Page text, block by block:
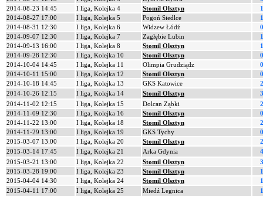
2014-08-23 14:45
I liga, Kolejka 4 Stomil Olsztyn
2014-08-27 17:00
I liga, Kolejka 5 Pogoń Siedlce
2014-08-31 12:30
I liga, Kolejka 6 Widzew Łódź
2014-09-07 12:30
I liga, Kolejka 7 Zagłębie Lubin
2014-09-13 16:00
I liga, Kolejka 8 Stomil Olsztyn
2014-09-28 12:30
I liga, Kolejka 10 Stomil Olsztyn
2014-10-04 14:45
I liga, Kolejka 11 Olimpia Grudziądz
2014-10-11 15:00
I liga, Kolejka 12 Stomil Olsztyn
2014-10-18 14:45
I liga, Kolejka 13 GKS Katowice
2014-10-26 12:15
I liga, Kolejka 14 Stomil Olsztyn
2014-11-02 12:15
I liga, Kolejka 15 Dolcan Ząbki
2014-11-09 12:30
I liga, Kolejka 16 Stomil Olsztyn
2014-11-22 13:00
I liga, Kolejka 18 Stomil Olsztyn
2014-11-29 13:00
I liga, Kolejka 19 GKS Tychy
2015-03-07 13:00
I liga, Kolejka 20 Stomil Olsztyn
2015-03-14 17:45
I liga, Kolejka 21 Arka Gdynia
2015-03-21 13:00
I liga, Kolejka 22 Stomil Olsztyn
2015-03-28 19:00
I liga, Kolejka 23 Stomil Olsztyn
2015-04-04 14:30
I liga, Kolejka 24 Stomil Olsztyn
2015-04-11 17:00
I liga, Kolejka 25 Miedź Legnica